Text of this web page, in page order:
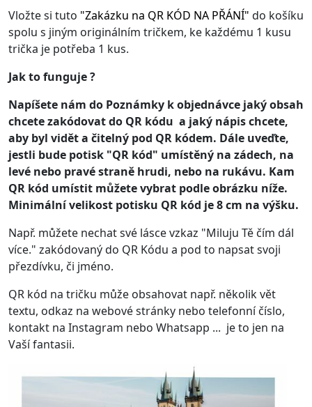
Vložte si tuto "Zakázku na QR KÓD NA PŘÁNÍ" do košíku
spolu s jiným originálním tričkem, ke každému 1 kusu
trička je potřeba 1 kus.
Jak to funguje ?
Napíšete nám do Poznámky k objednávce jaký obsah
chcete zakódovat do QR kódu a jaký nápis chcete,
aby byl vidět a čitelný pod QR kódem. Dále uveďte,
jestli bude potisk "QR kód" umístěný na zádech, na
levé nebo pravé straně hrudi, nebo na rukávu. Kam
QR kód umístit můžete vybrat podle obrázku níže.
Minimální velikost potisku QR kód je 8 cm na výšku.
Např. můžete nechat své lásce vzkaz "Miluju Tě čím dál
více." zakódovaný do QR Kódu a pod to napsat svoji
přezdívku, či jméno.
QR kód na tričku může obsahovat např. několik vět
textu, odkaz na webové stránky nebo telefonní číslo,
kontakt na Instagram nebo Whatsapp ... je to jen na
Vaší fantasii.